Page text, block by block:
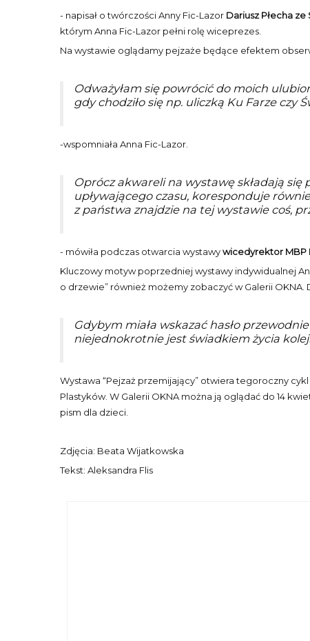
- napisał o twórczości Anny Fic-Lazor Dariusz Płecha
którym Anna Fic-Lazor pełni rolę wiceprezes.
Na wystawie oglądamy pejzaże będące efektem
Odważyłam się powrócić do moich
gdy chodziło się np. uliczką Ku Farze
-wspomniała Anna Fic-Lazor.
Oprócz akwareli na wystawę składają
upływającego czasu, koresponduje
z państwa znajdzie na tej wystawie coś,
- mówiła podczas otwarcia wystawywicedyrektor MBP
Kluczowy motyw poprzedniej wystawy indywidualnej
o drzewie” również możemy zobaczyć w Galerii
Gdybym miała wskazać hasło
niejednokrotnie jest świadkiem życia
Wystawa “Pejzaż przemijający” otwiera tegoroczny
Plastyków. W Galerii OKNA można ją oglądać do 14
pism dla dzieci.
Zdjęcia: Beata Wijatkowska
Tekst: Aleksandra Flis